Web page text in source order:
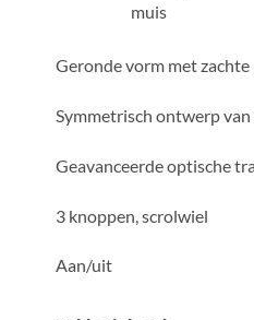
muis
Geronde vorm met
Symmetrisch ontwerp
Geavanceerde optische
3 knoppen, scrolwiel
Aan/uit